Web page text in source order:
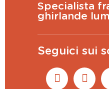
Specialista
ghirlande
Seguici sui